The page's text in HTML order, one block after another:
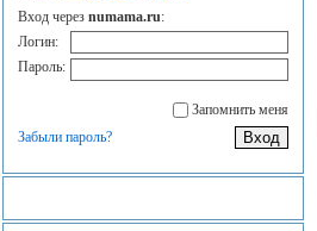
Вход через numama.ru:
Логин:
Пароль:
Запомнить меня
Забыли пароль?